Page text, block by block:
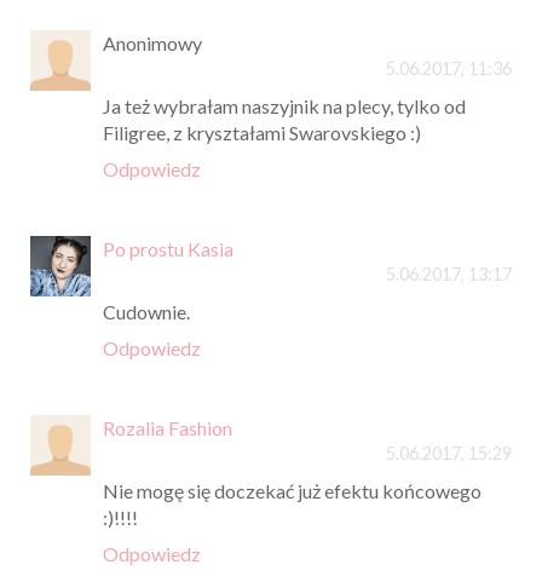
Anonimowy
5.06.2017, 11:36
Ja też wybrałam naszyjnik na plecy, tylko od
Filigree, z kryształami Swarovskiego :)
Odpowiedz
Po prostu Kasia
5.06.2017, 13:17
Cudownie.
Odpowiedz
Rozalia Fashion
5.06.2017, 15:29
Nie mogę się doczekać już efektu końcowego
:)!!!!
Odpowiedz